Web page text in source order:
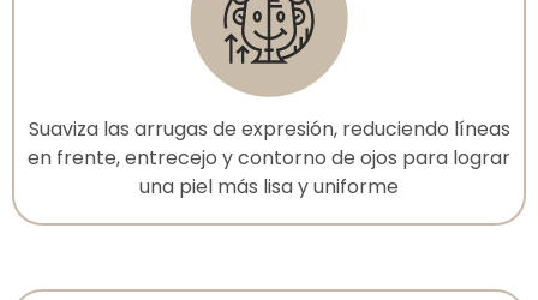
Suaviza las arrugas de expresión, reduciendo líneas
en frente, entrecejo y contorno de ojos para lograr
una piel más lisa y uniforme